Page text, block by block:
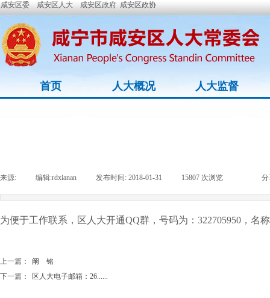
咸安区委 咸安区人大 咸安区政府 咸安区政协
首页 人大概况 人大监督
来源: 编辑:rdxianan 发布时间: 2018-01-31 15807 次浏览 分
为便于工作联系，区人大开通QQ群，号码为：322705950，名
上一篇：
阚 铭
下一篇：
区人大电子邮箱：26......